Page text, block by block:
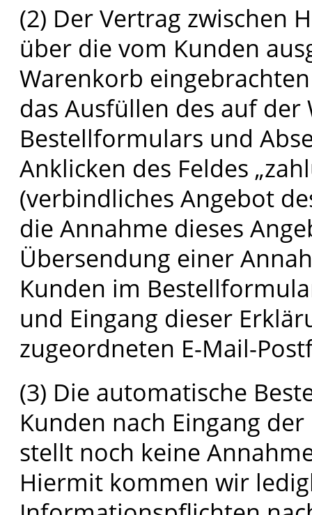
(2) Der Vertrag zwischen
über die vom Kunden
Warenkorb
das Ausfüllen des auf
Bestellformulars und
Anklicken des Feldes
(verbindliches Angebot
die Annahme dieses
Übersendung einer
Kunden im
und Eingang dieser
zugeordneten E-Mail-
(3) Die automatische
Kunden nach Eingang
stellt noch keine
Hiermit kommen wir